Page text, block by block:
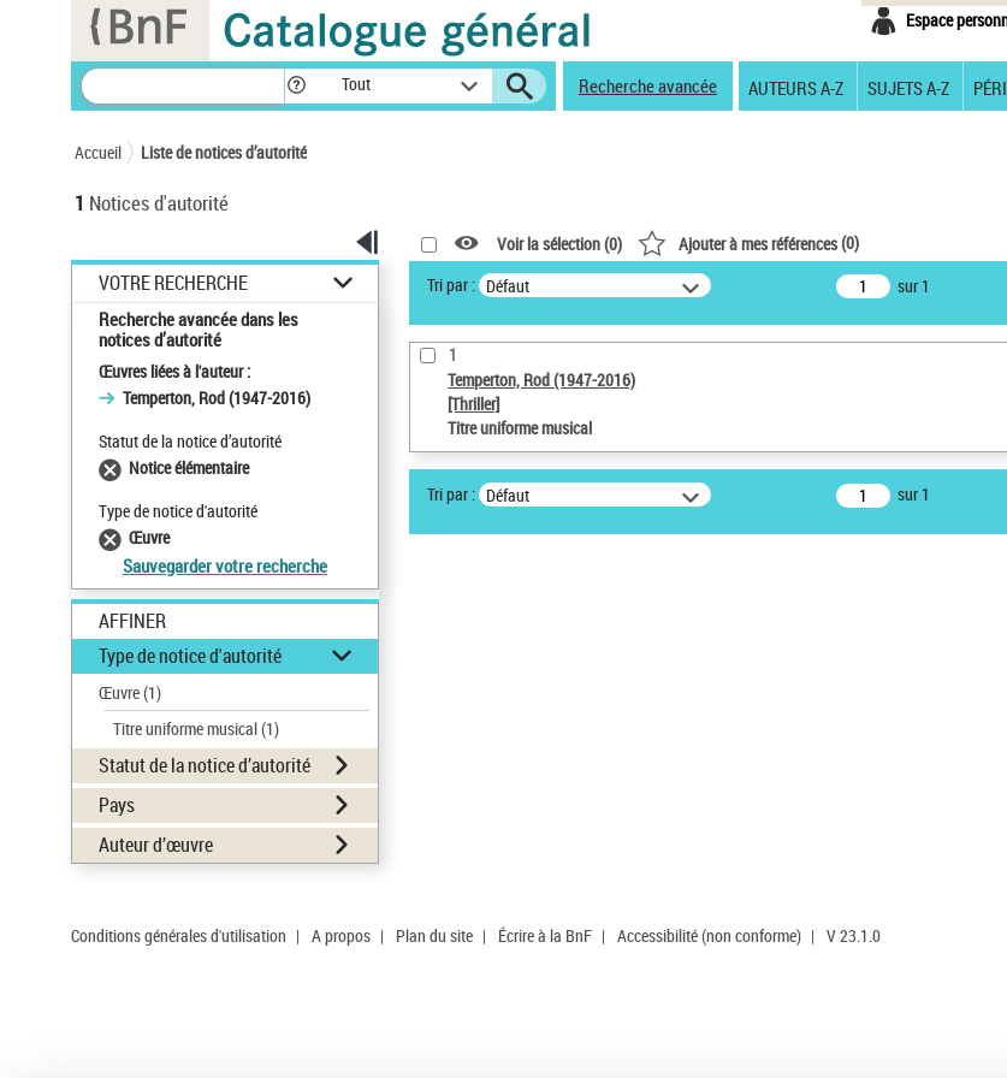
Espace
Tout Recherche avancée AUTEURS A-Z SUJETS A-Z
Accueil Liste de notices d’autorité
1 Notices d'autorité
VOTRE RECHERCHE
Recherche avancée dans les
notices d’autorité
Œuvres liées à l'auteur :
Temperton, Rod (1947-2016)
Statut de la notice d’autorité
Notice élémentaire
Type de notice d'autorité
Œuvre
Sauvegarder votre recherche
AFFINER
Type de notice d'autorité
Œuvre(1)
Titre uniforme musical(1)
Statut de la notice d’autorité
Pays
Auteur d’œuvre
Voir la sélection (0) Ajouter à mes références(0)
Tri par : Défaut sur 1
1
Temperton, Rod (1947-2016)
[Thriller]
Titre uniforme musical
Tri par : Défaut sur 1
Conditions générales d'utilisation | A propos | Plan du site | Écrire à la BnF | Accessibilité (non conforme) | V 23.1.0
Panneau de gestion des cookies